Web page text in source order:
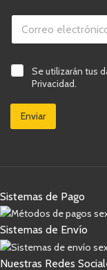
i
l
a
d
e
ó
n
i
c
o
C
r
e
o
l
c
c
o
*
C
i
l
e
r
f
i
Se utilizarán tus
Privacidad.
Enviar
Sistemas de Pago
Sistemas de Envío
Nuestras Redes